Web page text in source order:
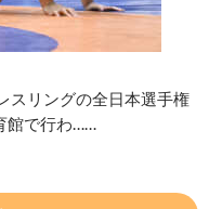
スリングの全日本選手権
館で行わ……